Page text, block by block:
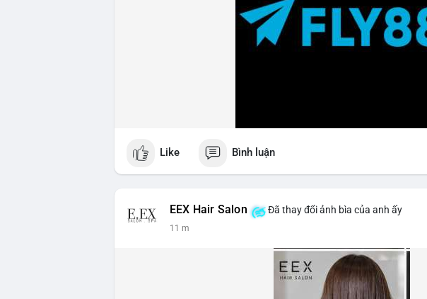
Like Bình luận
EEX Hair Salon Đã thay đổi ảnh bìa của anh ấy
11 m